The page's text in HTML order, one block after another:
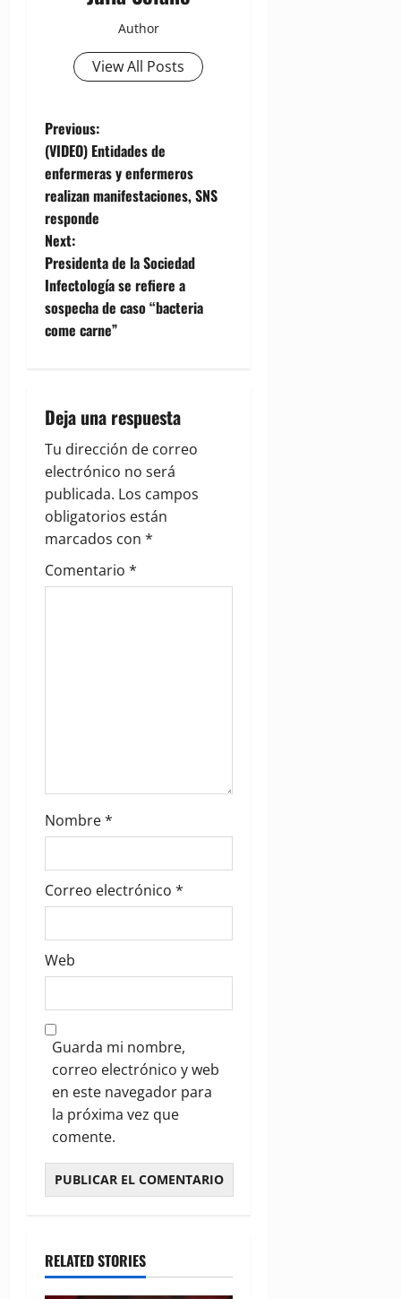
Author
View All Posts
P
o
s
t
n
a
i
g
a
t
i
o
Previous:
(VIDEO) Entidades de
enfermeras y enfermeros
realizan manifestaciones, SNS
responde
Next:
Presidenta de la Sociedad
Infectología se refiere a
sospecha de caso “bacteria
come carne”
Deja una respuesta
Tu dirección de correo
electrónico no será
publicada. Los campos
obligatorios están
marcados con *
Comentario *
Nombre*
Correo electrónico *
Web
Guarda mi nombre,
correo electrónico y web
en este navegador para
la próxima vez que
comente.
RELATED STORIES